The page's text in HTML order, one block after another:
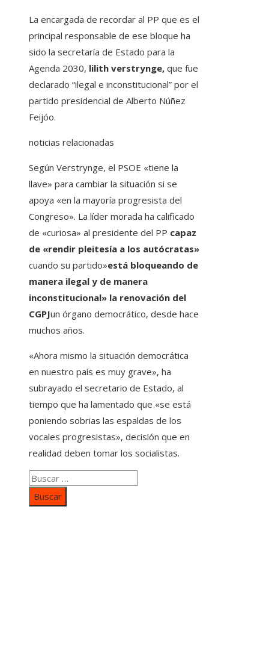
La encargada de recordar al PP que es el
principal responsable de ese bloque ha
sido la secretaría de Estado para la
Agenda 2030, lilith verstrynge, que fue
declarado “ilegal e inconstitucional” por el
partido presidencial de Alberto Núñez
Feijóo.
noticias relacionadas
Según Verstrynge, el PSOE «tiene la
llave» para cambiar la situación si se
apoya «en la mayoría progresista del
Congreso». La líder morada ha calificado
de «curiosa» al presidente del PP capaz
de «rendir pleitesía a los autócratas»
cuando su partido»está bloqueando de
manera ilegal y de manera
inconstitucional» la renovación del
CGPJun órgano democrático, desde hace
muchos años.
«Ahora mismo la situación democrática
en nuestro país es muy grave», ha
subrayado el secretario de Estado, al
tiempo que ha lamentado que «se está
poniendo sobrias las espaldas de los
vocales progresistas», decisión que en
realidad deben tomar los socialistas.
Buscar: